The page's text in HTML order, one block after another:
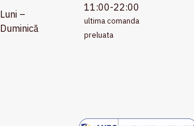
Luni –
Duminică
11:00-22:00
ultima comanda
preluata